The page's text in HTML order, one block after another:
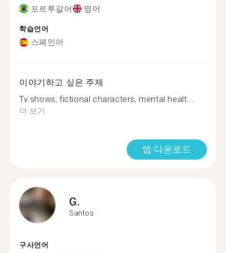
포르투갈어 영어
학습언어
스페인어
이야기하고 싶은 주제
Tv shows, fictional characters, mental healt...
더 보기
앱 다운로드
G.
Santos
구사언어